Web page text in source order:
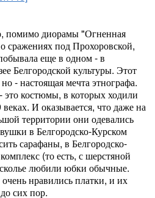
помимо диорамы "Огненная
сражениях под Прохоровской,
еще в одном - в
Белгородской культуры. Этот
- настоящая мечта этнографа.
костюмы, в которых ходили
И оказывается, что даже на
территории они одевались
в Белгородско-Курском
сарафаны, в Белгородско-
(то есть, с шерстяной
любили юбки обычные.
нравились платки, и их
сих пор.